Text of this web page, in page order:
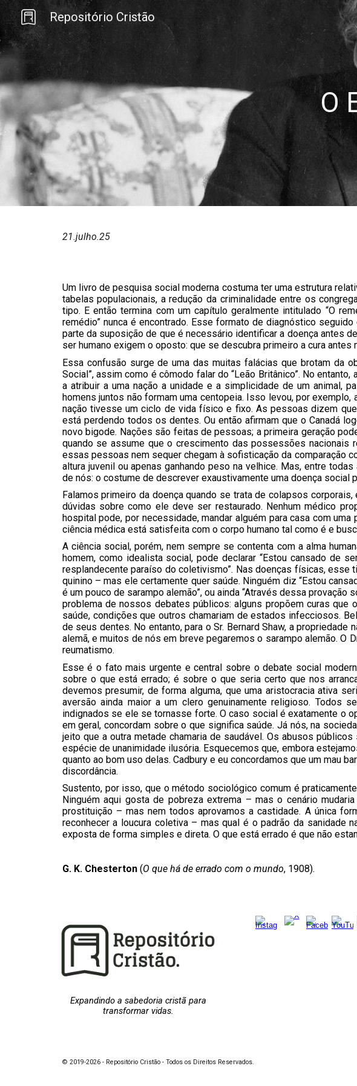
Skip to main content
Repositório Cristão
O
21.julho.25
Um livro de pesquisa social moderna costuma ter uma estrutura
tabelas populacionais, a redução da criminalidade entre os
tipo. E então termina com um capítulo geralmente intitulado “O
remédio” nunca é encontrado. Esse formato de diagnóstico
parte da suposição de que é necessário identificar a doença antes
ser humano exigem o oposto: que se descubra primeiro a cura antes
Essa confusão surge de uma das muitas falácias que brotam da
Social”, assim como é cômodo falar do “Leão Britânico”. No
a atribuir a uma nação a unidade e a simplicidade de um animal,
homens juntos não formam uma centopeia. Isso levou, por
nação tivesse um ciclo de vida físico e fixo. As pessoas dizem
está perdendo todos os dentes. Ou então afirmam que o Canadá
novo bigode. Nações são feitas de pessoas; a primeira geração
quando se assume que o crescimento das possessões nacionais
essas pessoas nem sequer chegam à sofisticação da comparação
altura juvenil ou apenas ganhando peso na velhice. Mas, entre
de nós: o costume de descrever exaustivamente uma doença social
Falamos primeiro da doença quando se trata de colapsos
dúvidas sobre como ele deve ser restaurado. Nenhum médico
hospital pode, por necessidade, mandar alguém para casa com
ciência médica está satisfeita com o corpo humano tal como é e
A ciência social, porém, nem sempre se contenta com a alma
homem, como idealista social, pode declarar “Estou cansado de
resplandecente paraíso do coletivismo”. Nas doenças físicas, esse
quinino – mas ele certamente quer saúde. Ninguém diz “Estou
é um pouco de sarampo alemão”, ou ainda “Através dessa
problema de nossos debates públicos: alguns propõem curas
saúde, condições que outros chamariam de estados infecciosos.
de seus dentes. No entanto, para o Sr. Bernard Shaw, a
alemã, e muitos de nós em breve pegaremos o sarampo alemão. O
reumatismo.
Esse é o fato mais urgente e central sobre o debate social
sobre o que está errado; é sobre o que seria certo que nos
devemos presumir, de forma alguma, que uma aristocracia ativa
aversão ainda maior a um clero genuinamente religioso. Todos
indignados se ele se tornasse forte. O caso social é exatamente o
em geral, concordam sobre o que significa saúde. Já nós, na
jeito que a outra metade chamaria de saudável. Os abusos
espécie de unanimidade ilusória. Esquecemos que, embora
quanto ao bom uso delas. Cadbury e eu concordamos que um mau
discordância.
Sustento, por isso, que o método sociológico comum é
Ninguém aqui gosta de pobreza extrema – mas o cenário
prostituição – mas nem todos aprovamos a castidade. A única
reconhecer a loucura coletiva – mas qual é o padrão da sanidade
exposta de forma simples e direta. O que está errado é que não
G. K. Chesterton(O que há de errado com o mundo, 1908).
Expandindo a sabedoria cristã para
transformar vidas.
© 2019-2026 - Repositório Cristão - Todos os Direitos Reservados.